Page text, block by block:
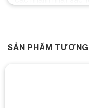
đầu vào.Chức năng
SẢN PHẨM